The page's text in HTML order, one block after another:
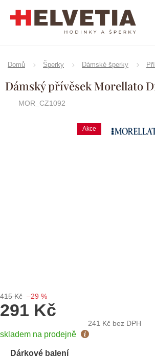
Domů Šperky Dámské šperky
Dámský přívěsek Morellato
MOR_CZ1092
Akce Značka:
415 Kč –29 %
291 Kč
241 Kč bez DPH
Měrná
skladem na prodejně
Dárkové balení